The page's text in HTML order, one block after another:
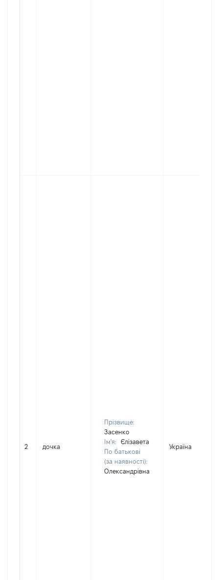
2 дочка
Прізвище:
Засенко
Ім'я:
Єлізавета
По батькові
(за наявності):
Олександрівна
Україна